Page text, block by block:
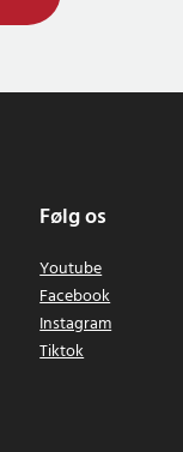
Følg os
Youtube
Facebook
Instagram
Tiktok